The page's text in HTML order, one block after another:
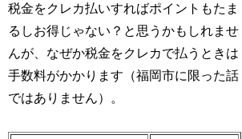
税金をクレカ払いすればポイントもたま
るしお得じゃない？と思うかもしれませ
んが、なぜか税金をクレカで払うときは
手数料がかかります（福岡市に限った話
ではありません）。